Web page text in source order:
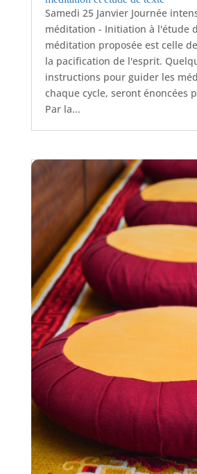
Samedi 25 Janvier Journée
méditation - Initiation à l'étude
méditation proposée est celle
la pacification de l'esprit.
instructions pour guider les
chaque cycle, seront énoncées
Par la...